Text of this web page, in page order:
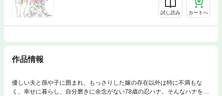
試し読み カートへ
作品情報
優しい夫と孫や子に囲まれ、もっさりした嫁の存在以外は特に不満もな
く、幸せに暮らし、自分磨きに余念がない78歳の忍ハナ。そんなハナを突